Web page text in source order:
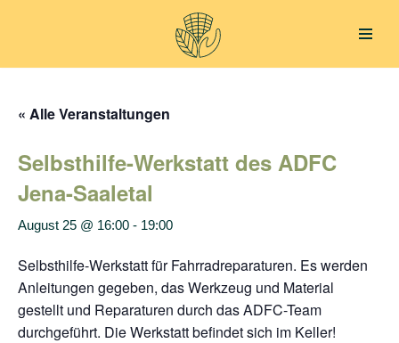
Inhalt
« Alle Veranstaltungen
Selbsthilfe-Werkstatt des ADFC
Jena-Saaletal
August 25 @ 16:00 - 19:00
Selbsthilfe-Werkstatt für Fahrradreparaturen. Es werden
Anleitungen gegeben, das Werkzeug und Material
gestellt und Reparaturen durch das ADFC-Team
durchgeführt. Die Werkstatt befindet sich im Keller!